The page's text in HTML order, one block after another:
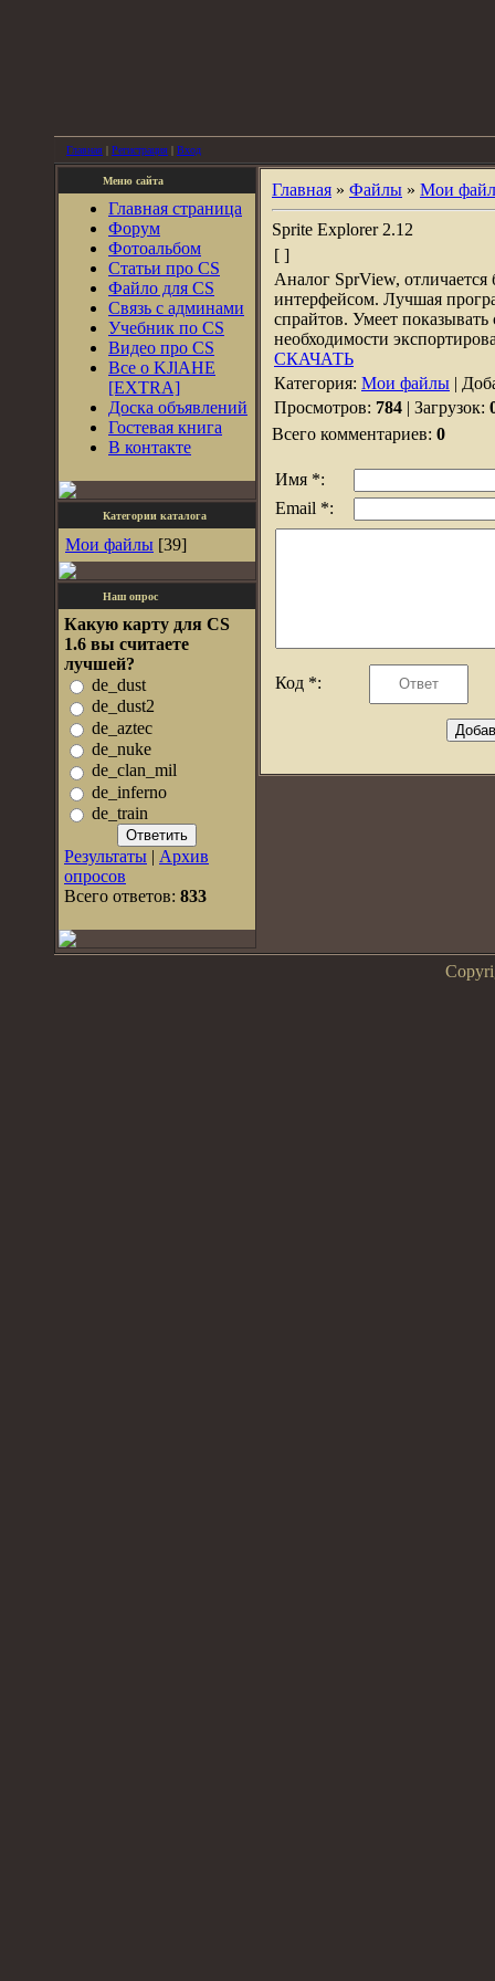
Главная | Регистрация | Вход
Меню сайта
Главная страница
Форум
Фотоальбом
Статьи про CS
Файло для CS
Связь с админами
Учебник по CS
Видео про CS
Все о KJlAHE
[EXTRA]
Доска объявлений
Гостевая книга
В контакте
Категории каталога
Мои файлы [39]
Наш опрос
Какую карту для CS
1.6 вы считаете
лучшей?
de_dust
de_dust2
de_aztec
de_nuke
de_clan_mil
de_inferno
de_train
Результаты | Архив
опросов
Всего ответов: 833
Главная » Файлы » Мои
Sprite Explorer 2.12
[ ]
Аналог SprView,
интерфейсом. Лучшая
спрайтов. Умеет
необходимости
СКАЧАТЬ
Категория: Мои файлы |
Просмотров: 784 | Загрузок:
Всего комментариев: 0
Имя *:
Email *:
Код *: